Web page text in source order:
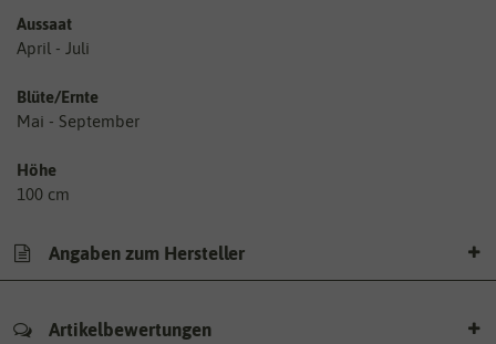
Aussaat
April - Juli
Blüte/Ernte
Mai - September
Höhe
100 cm
Angaben zum Hersteller
Artikelbewertungen